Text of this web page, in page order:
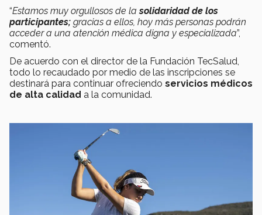
“Estamos muy orgullosos de lasolidaridad de los
participantes; gracias a ellos, hoy más personas podrán
acceder a una atención médica digna y especializada”,
comentó.
De acuerdo con el director de la Fundación TecSalud,
todo lo recaudado por medio de las inscripciones se
destinará para continuar ofreciendo servicios médicos
de alta calidad a la comunidad.